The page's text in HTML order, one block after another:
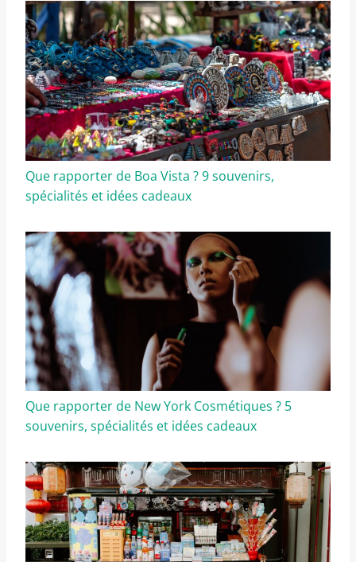
Que rapporter de Boa Vista ? 9 souvenirs,
spécialités et idées cadeaux
Que rapporter de New York Cosmétiques ? 5
souvenirs, spécialités et idées cadeaux